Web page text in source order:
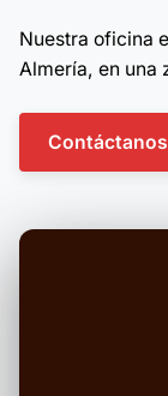
Nuestra oficina
Almería, en una
Contáctanos